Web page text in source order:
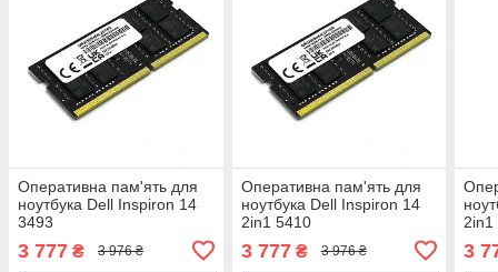
Оперативна пам'ять для
ноутбука Dell Inspiron 14
3493
3 777 ₴ 3 976 ₴
Оперативна пам'ять для
ноутбука Dell Inspiron 14
2in1 5410
3 777₴ 3 976 ₴
2in1
3